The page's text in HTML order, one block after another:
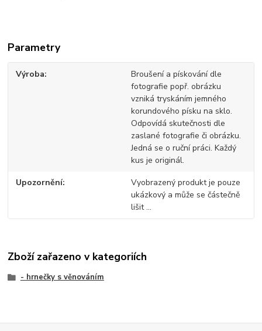
Parametry
Výroba
Broušení a pískování dle
fotografie popř. obrázku
vzniká tryskáním jemného
korundového písku na sklo.
Odpovídá skutečnosti dle
zaslané fotografie či obrázku.
Jedná se o ruční práci. Každý
kus je originál.
Upozornění
Vyobrazený produkt je pouze
ukázkový a může se částečně
lišit ...
Zboží zařazeno v kategoriích
- hrnečky s věnováním